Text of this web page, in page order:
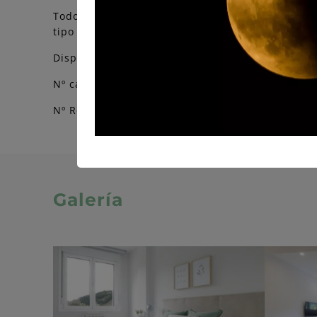
Todos los apartamentos están equipados con
tipo de utensilios necesarios para hacer más
Disponemos de
plazas de garaje para la
Nº camas supletorias en cada apto: 1
Nº Registro Turismo: VUT.3219.AS / VUT.3220.AS
Galería